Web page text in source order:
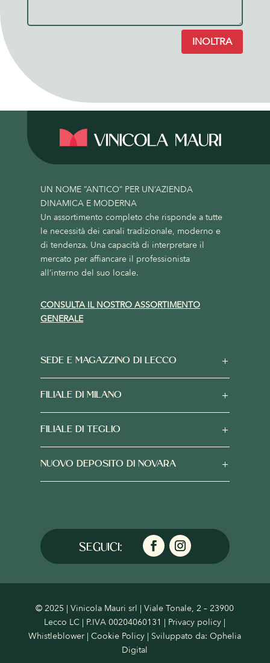
INOLTRA
UN NOME “ANTICO” PER UN’AZIENDA
DINAMICA E MODERNA
Un assortimento completo che risponde a tutte
le necessità dei canali tradizionale, moderno e
di tendenza. Una capacità di interpretare il
mercato per affiancare il professionista
all’interno del suo locale.
CONSULTA IL NOSTRO ASSORTIMENTO
GENERALE
SEDE E MAGAZZINO DI LECCO
FILIALE DI MILANO
FILIALE DI TEGLIO
NUOVO DEPOSITO DI NOVARA
© 2025 | Vinicola Mauri srl | Viale Tonale, 2 – 23900
Lecco LC | P.IVA 00204060131 | Privacy policy |
Whistleblower |Cookie Policy | Sviluppato da:Ophelia
Digital